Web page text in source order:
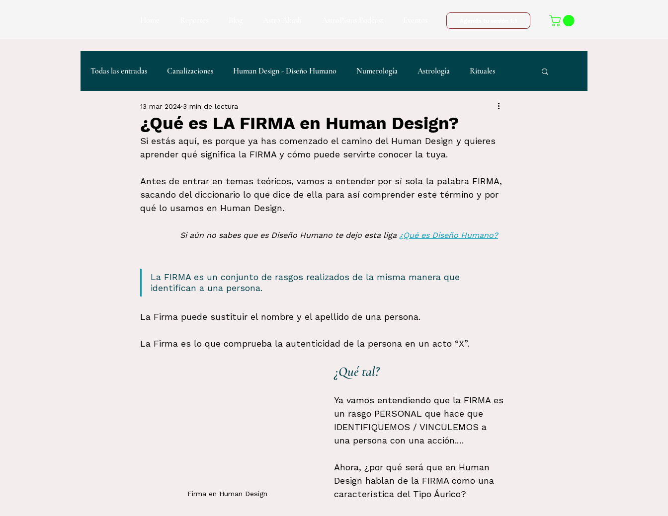
Todas las entradas Canalizaciones Human Design - Diseño Humano Numerología Astrología Rituales
Plantas Sagradas Herramientas de la Consciencia
¿Qué es LA FIRMA en Human Design?
13 mar 2024 3 min de lectura
Si estás aquí, es porque ya has comenzado el camino del Human Design y quieres
aprender qué significa la FIRMA y cómo puede servirte conocer la tuya.
Antes de entrar en temas teóricos, vamos a entender por sí sola la palabra FIRMA,
sacando del diccionario lo que dice de ella para así comprender este término y por
qué lo usamos en Human Design.
Si aún no sabes que es Diseño Humano te dejo esta liga ¿Qué es Diseño Humano?
La FIRMA es un conjunto de rasgos realizados de la misma manera que
identifican a una persona.
La Firma puede sustituir el nombre y el apellido de una persona.
La Firma es lo que comprueba la autenticidad de la persona en un acto “X”.
Firma en Human Design
¿Qué tal?
Ya vamos entendiendo que la FIRMA es
un rasgo PERSONAL que hace que
IDENTIFIQUEMOS / VINCULEMOS a
una persona con una acción.…
Ahora, ¿por qué será que en Human
Design hablan de la FIRMA como una
característica del Tipo Áurico?